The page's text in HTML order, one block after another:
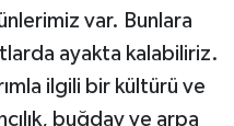
var. Bunlara
ayakta kalabiliriz.
ilgili bir kültürü ve
buğday ve arpa